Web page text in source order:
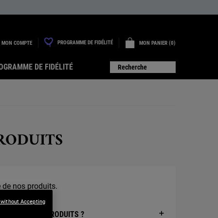
MON COMPTE PROGRAMME DE FIDÉLITÉ MON PANIER 0
0 PRODUIT
DE FIDÉLITÉ Recherche
nos produits.
DE SES PRODUITS ?
Accepting